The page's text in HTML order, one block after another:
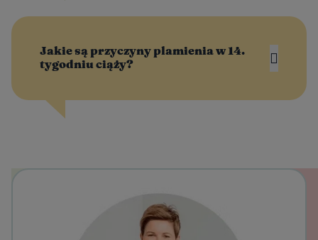
Jakie są przyczyny plamienia w 14.
tygodniu ciąży?